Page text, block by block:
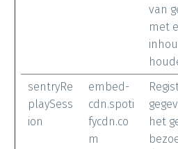
van
met
sentryRe
playSess
ion
embed-
cdn.spoti
fycdn.co
m
het